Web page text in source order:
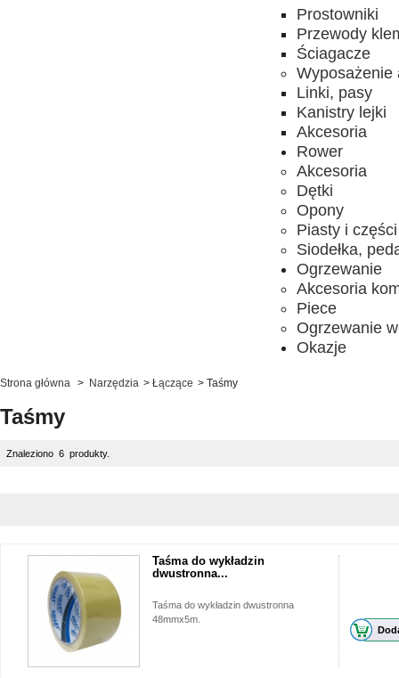
Prostowniki
Przewody
Ściagacze
Wyposażenie
Linki, pasy
Kanistry lejki
Akcesoria
Rower
Akcesoria
Dętki
Opony
Piasty i części
Siodełka,
Ogrzewanie
Akcesoria
Piece
Ogrzewanie
Okazje
Strona główna > Narzędzia > Łączące > Taśmy
Taśmy
Znaleziono 6 produkty.
Taśma do wykładzin
dwustronna...
Taśma do wykładzin dwustronna
48mmx5m.